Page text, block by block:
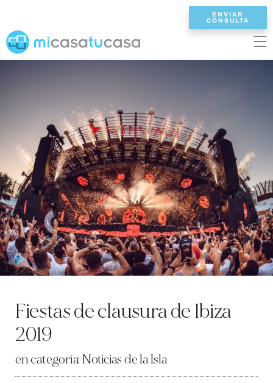
VILLAS
2/3 DORMITORIOS
4 DORMITORIOS
5 DORMITORIOS
6+ DORMITORIOS
TODAS VILLAS
COSTA OESTE
ENVIAR
CONSULTA
Fiestas de clausura de Ibiza
2019
en categoría: Noticias de la Isla